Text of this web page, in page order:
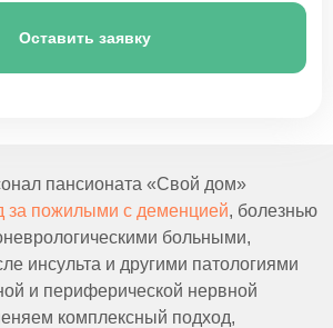
Оставить заявку
пансионата «Свой дом»
за пожилыми с деменцией, болезнью
больными,
инсульта и другими патологиями
и периферической нервной
комплексный подход,